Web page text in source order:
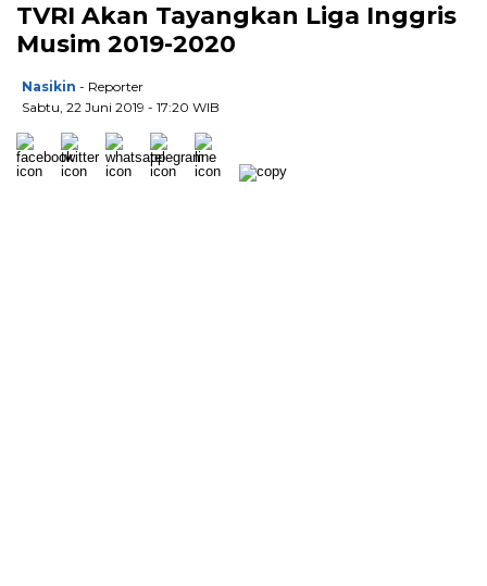
TVRI Akan Tayangkan Liga Inggris
Musim 2019-2020
Nasikin - Reporter
Sabtu, 22 Juni 2019 - 17:20 WIB